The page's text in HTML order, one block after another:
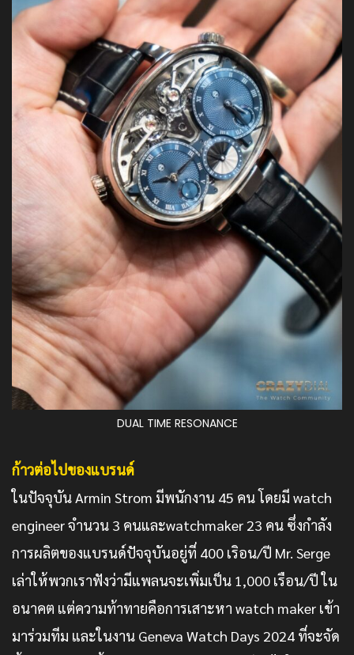
DUAL TIME RESONANCE
ก้าวต่อไปของแบรนด์
ในปัจจุบัน Armin Strom มีพนักงาน 45 คน โดยมี watch
engineer จำนวน 3 คนและwatchmaker 23 คน ซึ่งกำลัง
การผลิตของแบรนด์ปัจจุบันอยู่ที่ 400 เริอน/ปี Mr. Serge
เล่าให้พวกเราฟังว่ามีแพลนจะเพิ่มเป็น 1,000 เรือน/ปี ใน
อนาคต แต่ความท้าทายคือการเสาะหา watch maker เข้า
มาร่วมทีม และในงาน Geneva Watch Days 2024 ที่จะจัด